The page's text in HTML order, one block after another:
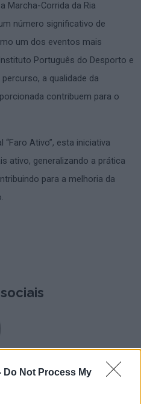
Do Not Process My
Marcha-Corrida da Ria
número significativo de
um dos eventos mais
Português do Desporto e
a qualidade da
contribuem para o
Ativo”, esta iniciativa
ativo, generalizando a prática
para a melhoria da